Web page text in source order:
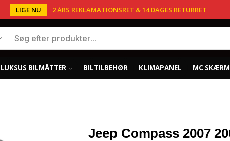
LIGE NU 2 ÅRS REKLAMATIONSRET & 14 DAGES RETURRET
LUKSUS BILMÅTTER BILTILBEHØR KLIMAPANEL MC
Jeep Compass 2007